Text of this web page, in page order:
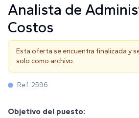
Analista de
Costos
Esta oferta se encuentra finalizada y
solo como archivo.
Ref: 2596
Objetivo del puesto: